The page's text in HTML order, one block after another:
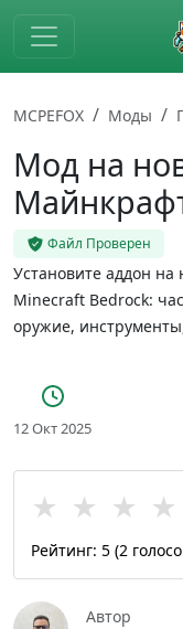
Skip to main content
MCPEFOX Моды
Мод на
Файл Проверен
Установите аддон
Minecraft Bedrock:
оружие,
12 Окт 2025
★ ★ ★ ★
Рейтинг: 5 (2
Автор